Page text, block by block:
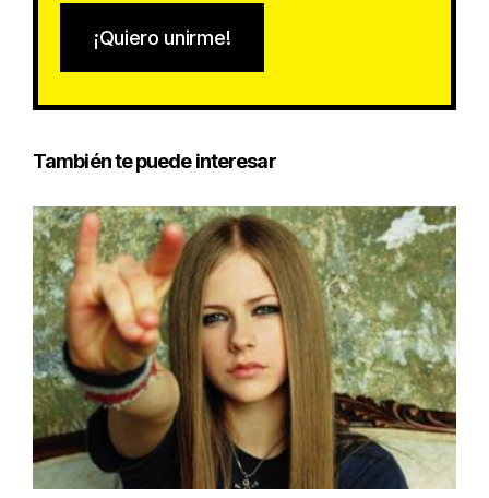
¡Quiero unirme!
También te puede interesar